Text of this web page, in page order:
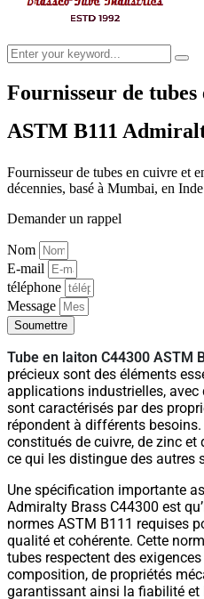
Fournisseur de tubes
ASTM B111
Fournisseur de tubes en cuivre et
décennies, basé à Mumbai, en Inde
Demander un rappel
Nom
E-mail
téléphone
Message
Soumettre
Tube en laiton C44300 ASTM
précieux sont des éléments
applications industrielles, avec
sont caractérisés par des
répondent à différents
constitués de cuivre, de zinc et
ce qui les distingue des autres
Une spécification importante
Admiralty Brass C44300 est
normes ASTM B111 requises
qualité et cohérente. Cette
tubes respectent des
composition, de propriétés
garantissant ainsi la fiabilité et